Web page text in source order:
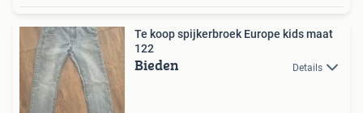
Te koop spijkerbroek Europe kids maat
122
Bieden Details